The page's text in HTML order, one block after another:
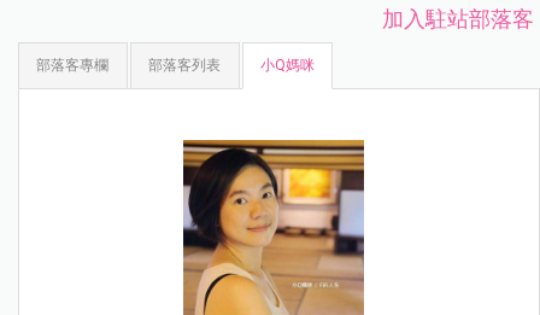
加入駐站部落客
部落客專欄 部落客列表 小Q媽咪